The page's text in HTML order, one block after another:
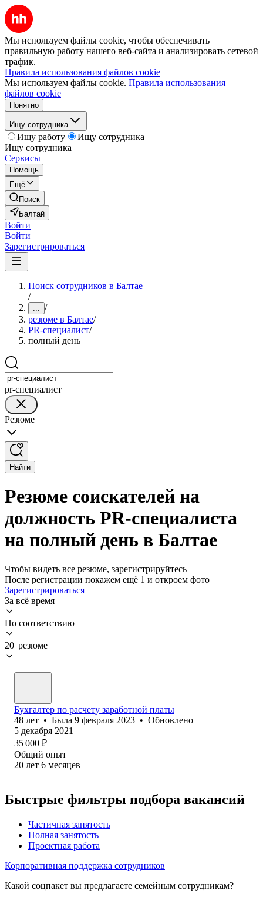
Мы используем файлы cookie, чтобы обеспечивать
правильную работу нашего веб-сайта и анализировать сетевой
трафик.
Правила использования файлов cookie
Мы используем файлы cookie. Правила использования
файлов cookie
Понятно
Ищу сотрудника
Ищу работу
Ищу сотрудника
Ищу сотрудника
Сервисы
Помощь
Ещё
Поиск
Балтай
Войти
Войти
Зарегистрироваться
Поиск сотрудников в Балтае
/
... /
резюме в Балтае/
PR-специалист/
полный день
pr-специалист
Резюме
Найти
Резюме соискателей на
должность PR-специалиста
на полный день в Балтае
Чтобы видеть все резюме, зарегистрируйтесь
После регистрации покажем ещё 1 и откроем фото
Зарегистрироваться
За всё время
По соответствию
20 резюме
Бухгалтер по расчету заработной платы
48 лет • Была 9 февраля 2023 • Обновлено
5 декабря 2021
35 000 ₽
Общий опыт
20 лет 6 месяцев
Быстрые фильтры подбора вакансий
Частичная занятость
Полная занятость
Проектная работа
Корпоративная поддержка сотрудников
Какой соцпакет вы предлагаете семейным сотрудникам?